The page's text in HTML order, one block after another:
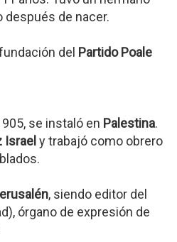
después de nacer.
del Partido Poale
se instaló en Palestina.
Israel y trabajó como obrero
, siendo editor del
órgano de expresión de